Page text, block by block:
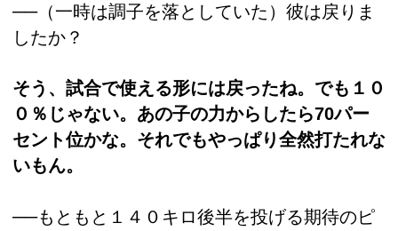
──（一時は調子を落としていた）彼は戻りま
したか？
そう、試合で使える形には戻ったね。でも１０
０％じゃない。あの子の力からしたら70パー
セント位かな。それでもやっぱり全然打たれな
いもん。
──もともと１４０キロ後半を投げる期待のピ